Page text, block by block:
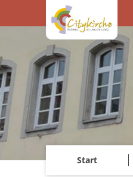
Zum Inhalt springen
Start